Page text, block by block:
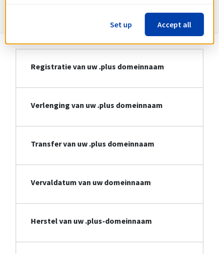
Registratie van uw .plus domeinnaam
Verlenging van uw .plus domeinnaam
Transfer van uw .plus domeinnaam
Vervaldatum van uw domeinnaam
Herstel van uw .plus-domeinnaam
Set up Accept all